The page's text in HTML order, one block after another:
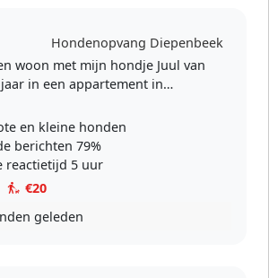
Hondenopvang Diepenbeek
woon met mijn hondje Juul van
in een appartement in
een echte dierenvriend en
en kleine honden
berichten 79%
reactietijd 5 uur
€20
geleden